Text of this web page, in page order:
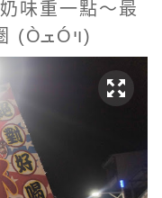
味重一點～最
(ÒܫÓױ)